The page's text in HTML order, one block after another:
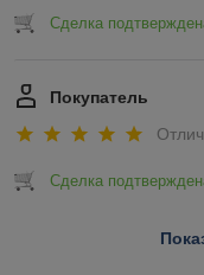
Сделка
Покупатель
Сделка